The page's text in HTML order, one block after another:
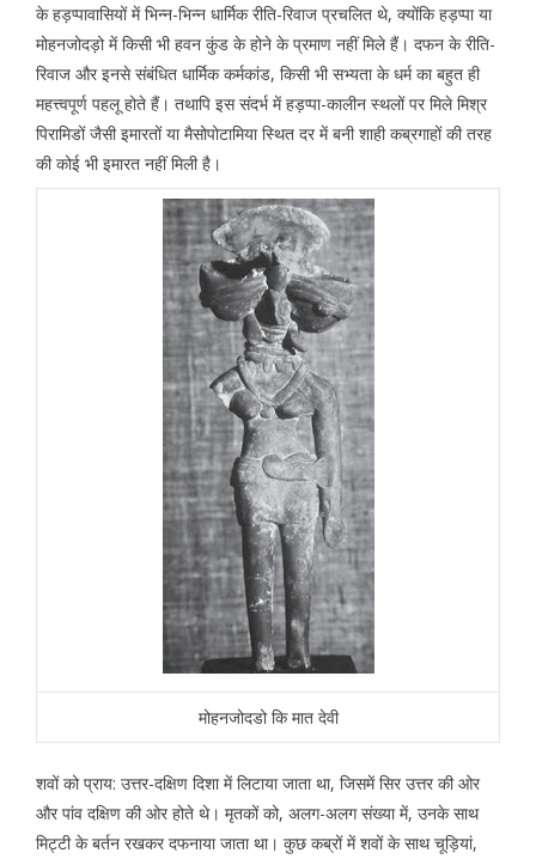
के हड़प्पावासियों में भिन्न-भिन्न धार्मिक रीति-रिवाज प्रचलित थे, क्योंकि हड़प्पा या
मोहनजोदड़ो में किसी भी हवन कुंड के होने के प्रमाण नहीं मिले हैं। दफन के रीति-
रिवाज और इनसे संबंधित धार्मिक कर्मकांड, किसी भी सभ्यता के धर्म का बहुत ही
महत्त्वपूर्ण पहलू होते हैं। तथापि इस संदर्भ में हड़प्पा-कालीन स्थलों पर मिले मिश्र
पिरामिडों जैसी इमारतों या मैसोपोटामिया स्थित दर में बनी शाही कब्रगाहों की तरह
की कोई भी इमारत नहीं मिली है।
मोहनजोदडो कि मात देवी
शवों को प्राय: उत्तर-दक्षिण दिशा में लिटाया जाता था, जिसमें सिर उत्तर की ओर
और पांव दक्षिण की ओर होते थे। मृतकों को, अलग-अलग संख्या में, उनके साथ
मिट्टी के बर्तन रखकर दफनाया जाता था। कुछ कब्रों में शवों के साथ चूड़ियां,